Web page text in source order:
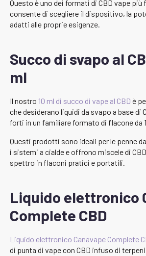
Questo è uno dei formati di CBD vape
consente di scegliere il dispositivo, la
adatti alle proprie esigenze.
Succo di svapo al
ml
Il nostro 10 ml di succo di vape al CBD è
che desiderano liquidi da svapo a base di
forti in un familiare formato di flacone da
Questi prodotti sono ideali per le penne
i sistemi a cialde e offrono miscele di
spettro in flaconi pratici e portatili.
Liquido elettronico
Complete CBD
Liquido elettronico Canavape Complete
di punta di vape con CBD infuso di